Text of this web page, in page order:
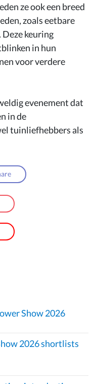
ze ook een breed
zoals eetbare
keuring
in hun
voor verdere
evenement dat
in de
tuinliefhebbers als
Show 2026
2026 shortlists